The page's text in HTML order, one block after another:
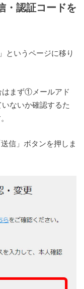
・認証コードを
というページに移り
はまず①メールアド
ないか確認するた
信」ボタンを押しま